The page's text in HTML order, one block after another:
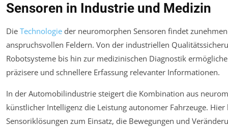
Sensoren in Industrie und Medizin
Die Technologie der neuromorphen Sensoren findet
anspruchsvollen Feldern. Von der industriellen
Robotsysteme bis hin zur medizinischen Diagnostik
präzisere und schnellere Erfassung relevanter Informationen.
In der Automobilindustrie steigert die Kombination aus
künstlicher Intelligenz die Leistung autonomer Fahrzeuge.
Sensoriklösungen zum Einsatz, die Bewegungen und